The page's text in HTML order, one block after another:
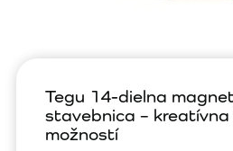
Tegu 14-dielna
stavebnica – kreatívna
možností